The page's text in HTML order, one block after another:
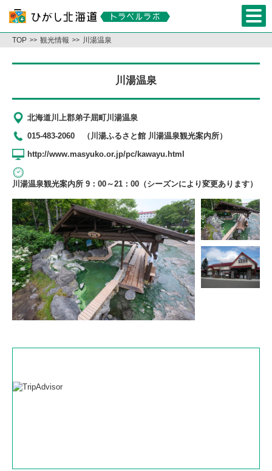
TOP 観光情報 川湯温泉
川湯温泉
北海道川上郡弟子屈町川湯温泉
015-483-2060 （川湯ふるさと館 川湯温泉観光案内所）
http://www.masyuko.or.jp/pc/kawayu.html
川湯温泉観光案内所 9：00～21：00（シーズンにより変更あります）